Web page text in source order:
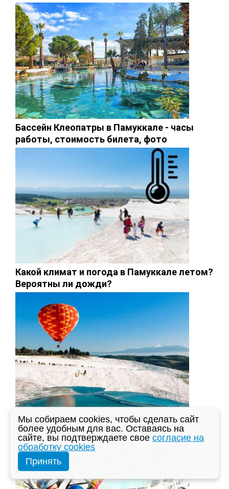
Бассейн Клеопатры в Памуккале - часы
работы, стоимость билета, фото
Какой климат и погода в Памуккале летом?
Вероятны ли дожди?
Полет на воздушном шаре над Памуккале :
описание, цены, бронирование
Мы собираем cookies, чтобы сделать сайт
более удобным для вас. Оставаясь на
сайте, вы подтверждаете свое согласие на
обработку cookies
Принять